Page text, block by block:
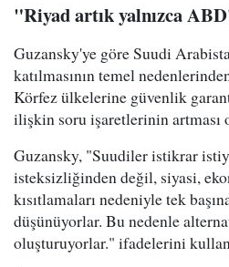
"Riyad artık yalnızca
Guzansky'ye göre Suudi
katılmasının temel
Körfez ülkelerine güvenlik
ilişkin soru işaretlerinin artması
Guzansky, "Suudiler istikrar
isteksizliğinden değil, siyasi,
kısıtlamaları nedeniyle tek
düşünüyorlar. Bu nedenle
oluşturuyorlar." ifadelerini